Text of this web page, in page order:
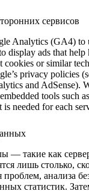
сервисов
Analytics (GA4) to
display ads that help
cookies or similar
privacy policies
and AdSense).
tools such
needed for each
— такие как
лишь столько,
анализа
статистик.